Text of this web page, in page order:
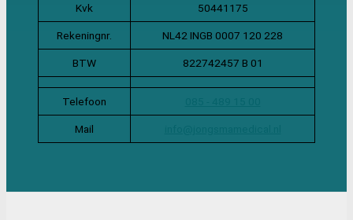
Kvk 50441175
Rekeningnr. NL42 INGB 0007 120 228
BTW 822742457 B 01
Telefoon
Mail